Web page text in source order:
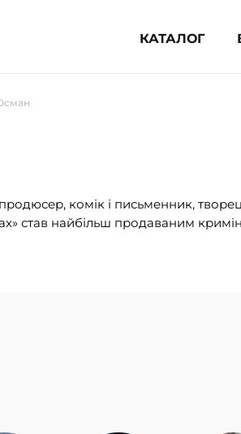
КАТАЛОГ
література (1854)
комік і письменник,
став найбільш продаваним